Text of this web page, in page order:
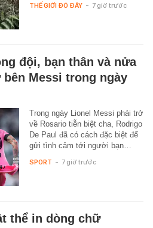
THẾ GIỚI ĐÓ ĐÂY - 7 giờ trước
đội, bạn thân và nửa
Messi trong ngày
Trong ngày Lionel Messi phải trở
về Rosario tiễn biệt cha, Rodrigo
De Paul đã có cách đặc biệt để
gửi tình cảm tới người bạn…
SPORT - 7 giờ trước
thể in dòng chữ